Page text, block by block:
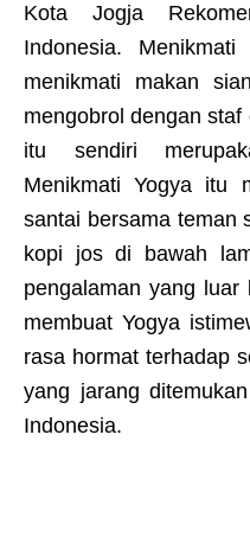
Kota Jogja
Indonesia.
menikmati makan
mengobrol dengan staf
itu sendiri
Menikmati Yogya itu
santai bersama teman
kopi jos di bawah
pengalaman yang
membuat Yogya
rasa hormat terhadap
yang jarang
Indonesia.